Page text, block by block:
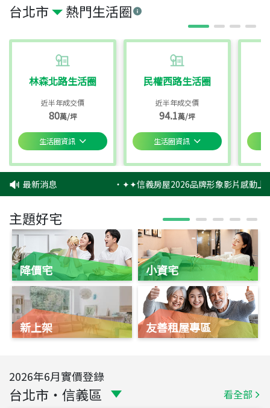
台北市 熱門生活圈
林森北路生活圈
近半年成交價
80萬/坪
生活圈資訊
民權西路生活圈
近半年成交價
94.1萬/坪
生活圈資訊
最新消息 ‧✦✦信義房屋2026品牌形象影片感動上
主題好宅
降價宅
新上架
小資宅
友善租屋專區
2026年6月實價登錄
台北市 ・ 信義區 看全部